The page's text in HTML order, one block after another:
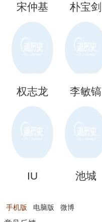
宋仲基 朴宝剑
权志龙 李敏镐
IU 池城
手机版 电脑版 微博